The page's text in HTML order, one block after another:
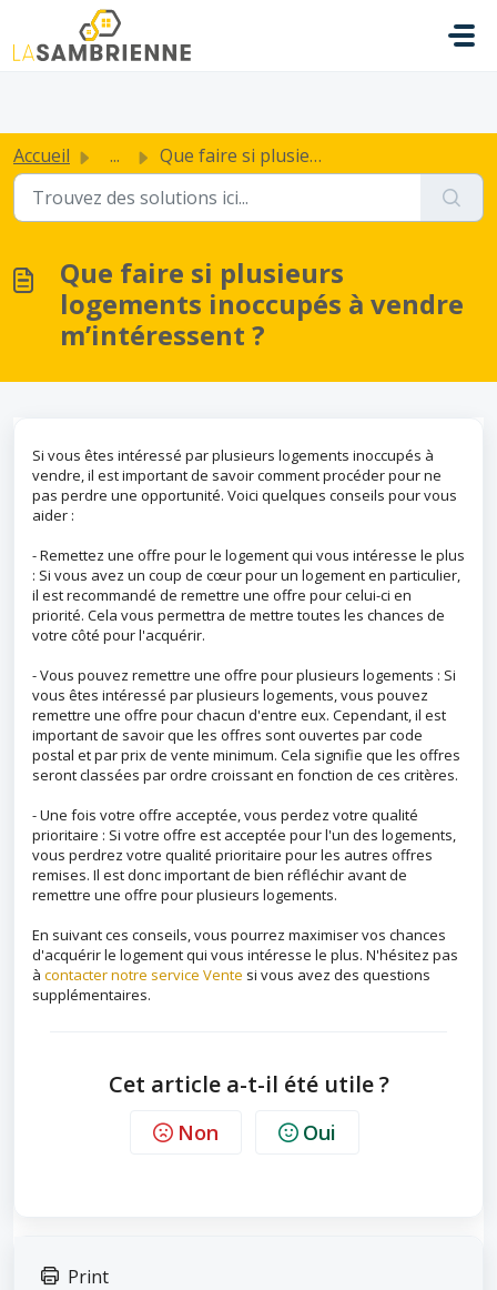
Passer au contenu principal
Accueil ... Que faire si plusieurs logements inoccupés à vendre m’int...
Que faire si plusieurs
logements inoccupés à vendre
m’intéressent ?
Si vous êtes intéressé par plusieurs logements inoccupés à
vendre, il est important de savoir comment procéder pour ne
pas perdre une opportunité. Voici quelques conseils pour vous
aider :
- Remettez une offre pour le logement qui vous intéresse le plus
: Si vous avez un coup de cœur pour un logement en particulier,
il est recommandé de remettre une offre pour celui-ci en
priorité. Cela vous permettra de mettre toutes les chances de
votre côté pour l'acquérir.
- Vous pouvez remettre une offre pour plusieurs logements : Si
vous êtes intéressé par plusieurs logements, vous pouvez
remettre une offre pour chacun d'entre eux. Cependant, il est
important de savoir que les offres sont ouvertes par code
postal et par prix de vente minimum. Cela signifie que les offres
seront classées par ordre croissant en fonction de ces critères.
- Une fois votre offre acceptée, vous perdez votre qualité
prioritaire : Si votre offre est acceptée pour l'un des logements,
vous perdrez votre qualité prioritaire pour les autres offres
remises. Il est donc important de bien réfléchir avant de
remettre une offre pour plusieurs logements.
En suivant ces conseils, vous pourrez maximiser vos chances
d'acquérir le logement qui vous intéresse le plus. N'hésitez pas
à contacter notre service Vente si vous avez des questions
supplémentaires.
Cet article a-t-il été utile ?
Non Oui
Print